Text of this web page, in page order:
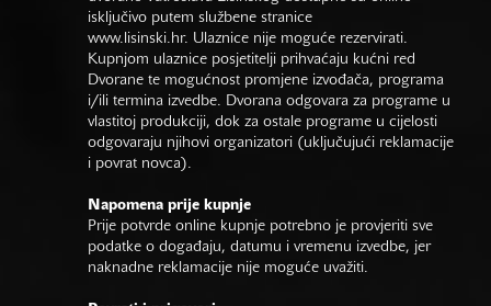
isključivo putem službene stranice
www.lisinski.hr. Ulaznice nije moguće rezervirati.
Kupnjom ulaznice posjetitelji prihvaćaju kućni red
Dvorane te mogućnost promjene izvođača, programa
i/ili termina izvedbe. Dvorana odgovara za programe u
vlastitoj produkciji, dok za ostale programe u cijelosti
odgovaraju njihovi organizatori (uključujući reklamacije
i povrat novca).
Napomena prije kupnje
Prije potvrde online kupnje potrebno je provjeriti sve
podatke o događaju, datumu i vremenu izvedbe, jer
naknadne reklamacije nije moguće uvažiti.